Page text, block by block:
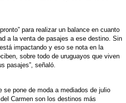
para realizar un balance en cuanto
a la venta de pasajes a ese destino. Sin
impactando y eso se nota en la
sobre todo de uruguayos que viven
pasajes”, señaló.
se pone de moda a mediados de julio
Carmen son los destinos más